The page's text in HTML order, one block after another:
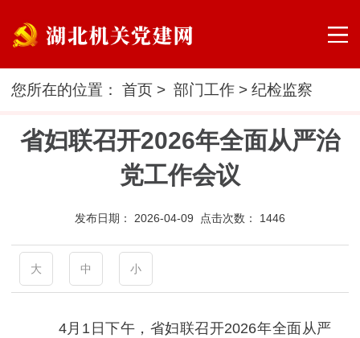
您所在的位置：首页 >部门工作 >纪检监察
省妇联召开2026年全面从严治
党工作会议
发布日期： 2026-04-09 点击次数： 1446
大 中 小
4月1日下午，省妇联召开2026年全面从严